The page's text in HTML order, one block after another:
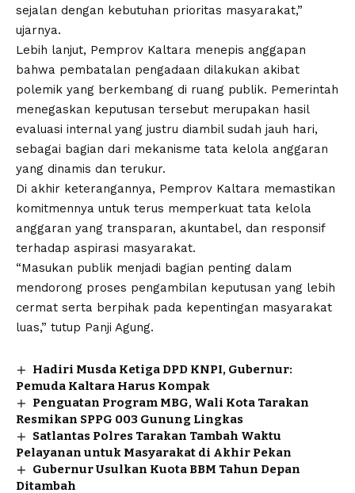
sejalan dengan kebutuhan prioritas masyarakat,”
ujarnya.
Lebih lanjut, Pemprov Kaltara menepis anggapan
bahwa pembatalan pengadaan dilakukan akibat
polemik yang berkembang di ruang publik. Pemerintah
menegaskan keputusan tersebut merupakan hasil
evaluasi internal yang justru diambil sudah jauh hari,
sebagai bagian dari mekanisme tata kelola anggaran
yang dinamis dan terukur.
Di akhir keterangannya, Pemprov Kaltara memastikan
komitmennya untuk terus memperkuat tata kelola
anggaran yang transparan, akuntabel, dan responsif
terhadap aspirasi masyarakat.
“Masukan publik menjadi bagian penting dalam
mendorong proses pengambilan keputusan yang lebih
cermat serta berpihak pada kepentingan masyarakat
luas,” tutup Panji Agung.
Hadiri Musda Ketiga DPD KNPI, Gubernur:
Pemuda Kaltara Harus Kompak
Penguatan Program MBG, Wali Kota Tarakan
Resmikan SPPG 003 Gunung Lingkas
Satlantas Polres Tarakan Tambah Waktu
Pelayanan untuk Masyarakat di Akhir Pekan
Gubernur Usulkan Kuota BBM Tahun Depan
Ditambah